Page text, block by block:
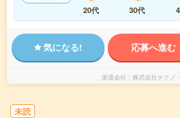
20代
30代
気になる! 応募へ進む
派遣会社 株式会社テクノ
未読